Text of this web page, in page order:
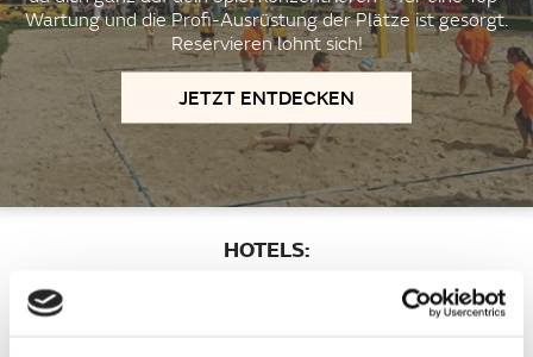
Wartung und die Profi-Ausrüstung der Plätze ist gesorgt.
Reservieren lohnt sich!
JETZT ENTDECKEN
HOTELS: